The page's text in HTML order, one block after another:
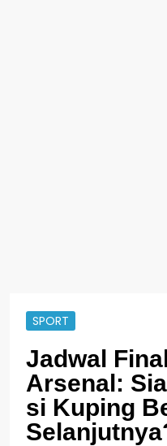
SPORT
Jadwal
Arsenal:
si Kuping